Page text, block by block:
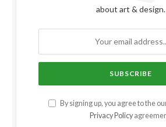
about art & design.
By signing up, you agree to the
Privacy Policy